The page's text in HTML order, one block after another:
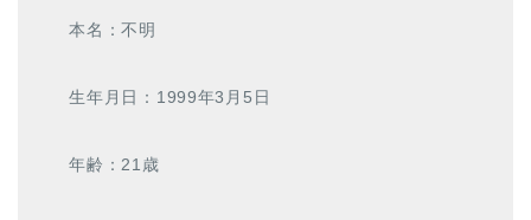
本名：不明
生年月日：1999年3月5日
年齢：21歳